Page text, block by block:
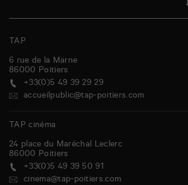
TAP
6 rue de la Marne
86000 Poitiers
+33(0)5 49 39 29 29
accueilpublic@tap-poitiers.com
TAP cinéma
24 place du Maréchal Leclerc
86000 Poitiers
+33(0)5 49 39 50 91
cinema@tap-poitiers.com